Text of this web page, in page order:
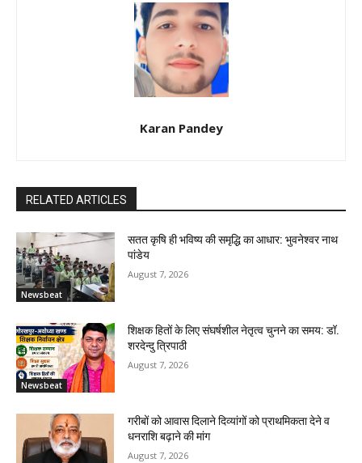
Karan Pandey
RELATED ARTICLES
Newsbeat
सतत कृषि ही भविष्य की समृद्धि का आधार: भुवनेश्वर नाथ
पांडेय
August 7, 2026
Newsbeat
शिक्षक हितों के लिए संघर्षशील नेतृत्व चुनने का समय: डॉ.
शरदेन्दु त्रिपाठी
August 7, 2026
गरीबों को आवास दिलाने दिव्यांगों को प्राथमिकता देने व
धनराशि बढ़ाने की मांग
August 7, 2026